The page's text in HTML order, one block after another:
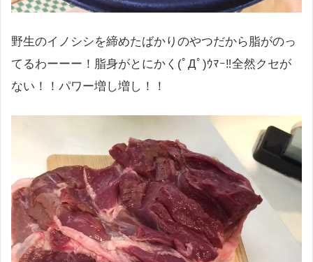
野生のイノシシを締めたばかりのやつだから脂がのっ
てるわーーー！脂身がとにかく(ﾟДﾟ)ｳﾏｰ‼︎全然クセが
ない！！パワー増し増し！！